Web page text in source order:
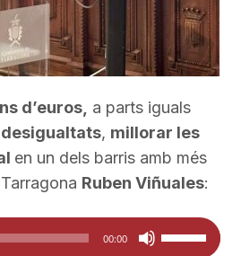
d’euros, a parts iguals
, millorar les
en un dels barris amb més
Ruben Viñuales:
00:00
Feu